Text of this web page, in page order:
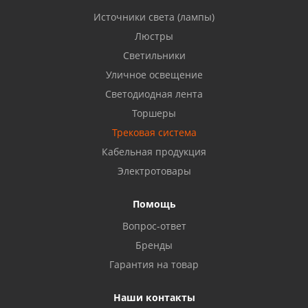
Бузулук, ул. Октябрьская, 24
Балаково, ул. Комарова, 55
Октябрьский, ул. Свердлова, 28
Азнакаево, ул. Булгар, 2. ТЦ "Акчарлак"
Стерлитамак, ул. Вокзальная, 13
Источники света (лампы)
Люстры
Светильники
Уличное освещение
Светодиодная лента
Торшеры
Трековая система
Кабельная продукция
Электротовары
Помощь
Вопрос-ответ
Бренды
Гарантия на товар
Наши контакты